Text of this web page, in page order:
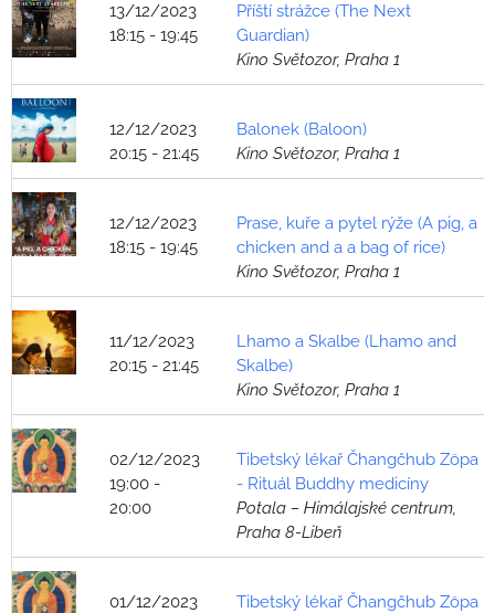
13/12/2023
18:15 - 19:45
Příští strážce (The Next
Guardian)
Kino Světozor, Praha 1
12/12/2023
20:15 - 21:45
Balonek (Baloon)
Kino Světozor, Praha 1
12/12/2023
18:15 - 19:45
Prase, kuře a pytel rýže (A pig, a
chicken and a a bag of rice)
Kino Světozor, Praha 1
11/12/2023
20:15 - 21:45
Lhamo a Skalbe (Lhamo and
Skalbe)
Kino Světozor, Praha 1
02/12/2023
19:00 -
20:00
Tibetský lékař Čhangčhub Zöpa
- Rituál Buddhy medicíny
Potala – Himálajské centrum,
Praha 8-Libeň
01/12/2023
Tibetský lékař Čhangčhub Zöpa